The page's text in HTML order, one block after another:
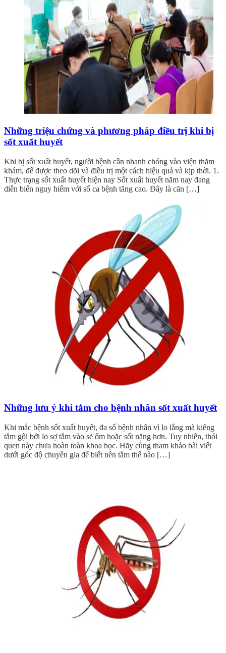
Những triệu chứng và phương pháp điều trị khi bị
sốt xuất huyết
Khi bị sốt xuất huyết, người bệnh cần nhanh chóng vào viện thăm
khám, để được theo dõi và điều trị một cách hiệu quả và kịp thời. 1.
Thực trạng sốt xuất huyết hiện nay Sốt xuất huyết năm nay đang
diễn biến nguy hiểm với số ca bệnh tăng cao. Đây là căn […]
Những lưu ý khi tắm cho bệnh nhân sốt xuất huyết
Khi mắc bệnh sốt xuất huyết, đa số bệnh nhân vì lo lắng mà kiêng
tắm gội bởi lo sợ tắm vào sẽ ốm hoặc sốt nặng hơn. Tuy nhiên, thói
quen này chưa hoàn toàn khoa học. Hãy cùng tham khảo bài viết
dưới góc độ chuyên gia để biết nên tắm thế nào […]